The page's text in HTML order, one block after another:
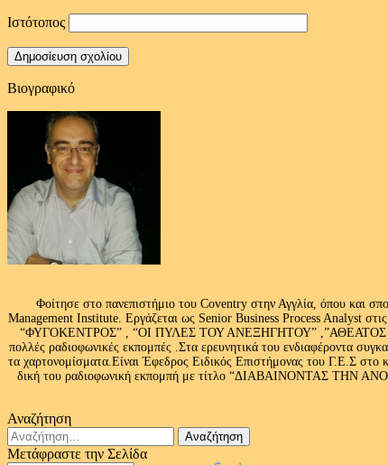
Ιστότοπος
Βιογραφικό
Φοίτησε στο πανεπιστήμιο του Coventry στην Αγγλία, όπου και
Management Institute. Εργάζεται ως Senior Business Process Analyst
“ΦΥΓΟΚΕΝΤΡΟΣ” , “ΟΙ ΠΥΛΕΣ ΤΟΥ ΑΝΕΞΗΓΗΤΟΥ” ,”ΑΘΕΑΤΟΣ
πολλές ραδιοφωνικές εκπομπές .Στα ερευνητικά του ενδιαφέροντα
τα χαρτονομίσματα.Είναι Έφεδρος Ειδικός Επιστήμονας του Γ.Ε.Σ
δική του ραδιοφωνική εκπομπή με τίτλο “ΔΙΑΒΑΙΝΟΝΤΑΣ ΤΗΝ
Αναζήτηση
Αναζήτηση
για:
Μετάφραστε την Σελίδα